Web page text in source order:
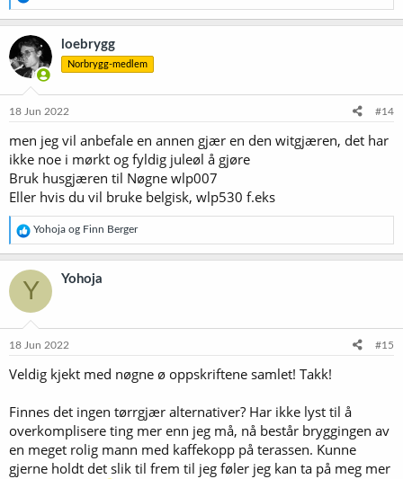
e
a
k
s
j
o
e
:
loebrygg
Norbrygg-medlem
18 Jun 2022 #14
men jeg vil anbefale en annen gjær en den witgjæren, det har
ikke noe i mørkt og fyldig juleøl å gjøre
Bruk husgjæren til Nøgne wlp007
Eller hvis du vil bruke belgisk, wlp530 f.eks
R
e
a
k
s
o
e
:
Yohoja og Finn Berger
Y Yohoja
18 Jun 2022 #15
Veldig kjekt med nøgne ø oppskriftene samlet! Takk!
Finnes det ingen tørrgjær alternativer? Har ikke lyst til å
overkomplisere ting mer enn jeg må, nå består bryggingen av
en meget rolig mann med kaffekopp på terassen. Kunne
gjerne holdt det slik til frem til jeg føler jeg kan ta på meg mer